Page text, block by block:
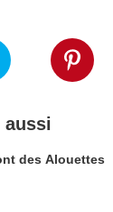
aussi
des Alouettes